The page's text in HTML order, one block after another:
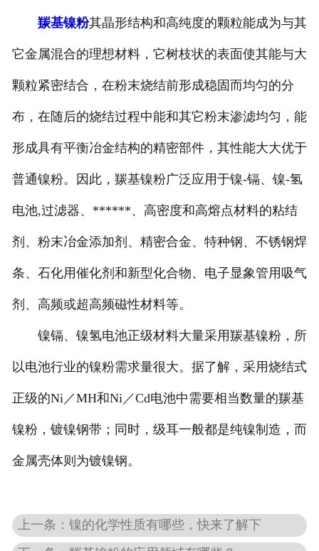
羰基镍粉其晶形结构和高纯度的颗粒能成为与其
它金属混合的理想材料，它树枝状的表面使其能与大
颗粒紧密结合，在粉末烧结前形成稳固而均匀的分
布，在随后的烧结过程中能和其它粉末渗滤均匀，能
形成具有平衡冶金结构的精密部件，其性能大大优于
普通镍粉。因此，羰基镍粉广泛应用于镍-镉、镍-氢
电池,过滤器、******、高密度和高熔点材料的粘结
剂、粉末冶金添加剂、精密合金、特种钢、不锈钢焊
条、石化用催化剂和新型化合物、电子显象管用吸气
剂、高频或超高频磁性材料等。
镍镉、镍氢电池正级材料大量采用羰基镍粉，所
以电池行业的镍粉需求量很大。据了解，采用烧结式
正级的Ni／MH和Ni／Cd电池中需要相当数量的羰基
镍粉，镀镍钢带；同时，级耳一般都是纯镍制造，而
金属壳体则为镀镍钢。
上一条：镍的化学性质有哪些，快来了解下